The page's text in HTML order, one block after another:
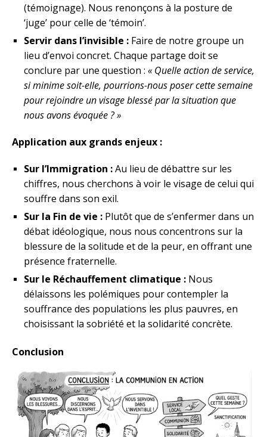
(témoignage). Nous renonçons à la posture de
‘juge’ pour celle de ‘témoin’.
Servir dans l’invisible : Faire de notre groupe un
lieu d’envoi concret. Chaque partage doit se
conclure par une question : « Quelle action de service,
si minime soit-elle, pourrions-nous poser cette semaine
pour rejoindre un visage blessé par la situation que
nous avons évoquée ? »
Application aux grands enjeux :
Sur l’Immigration :Au lieu de débattre sur les
chiffres, nous cherchons à voir le visage de celui qui
souffre dans son exil.
Sur la Fin de vie : Plutôt que de s’enfermer dans un
débat idéologique, nous nous concentrons sur la
blessure de la solitude et de la peur, en offrant une
présence fraternelle.
Sur le Réchauffement climatique : Nous
délaissons les polémiques pour contempler la
souffrance des populations les plus pauvres, en
choisissant la sobriété et la solidarité concrète.
Conclusion